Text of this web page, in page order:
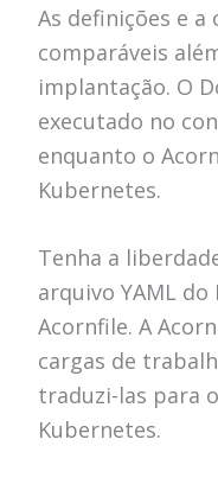
As definições e a
comparáveis
implantação. O
executado no
enquanto o
Kubernetes.
Tenha a
arquivo YAML
Acornfile. A
cargas de
traduzi-las para
Kubernetes.